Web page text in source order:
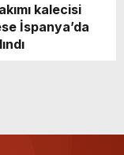
kalecisi
İspanya’da